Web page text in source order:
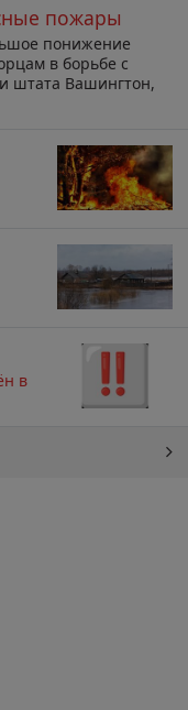
пожары
понижение
в борьбе с
штата Вашингтон,
в